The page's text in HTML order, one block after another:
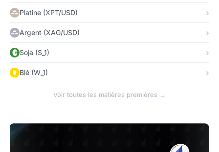
Platine (XPT/USD)
Argent (XAG/USD)
Soja (S_1)
Blé (W_1)
Voir toutes les matières premières →